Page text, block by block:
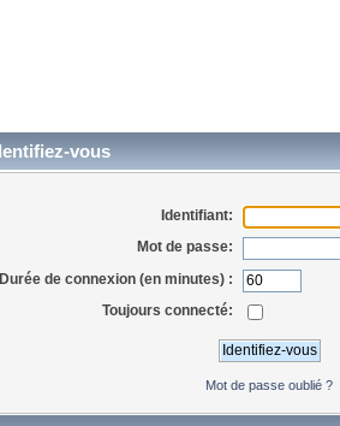
vous
Identifiant:
Mot de passe:
Durée de connexion (en minutes) :
Toujours connecté:
Mot de passe oublié ?